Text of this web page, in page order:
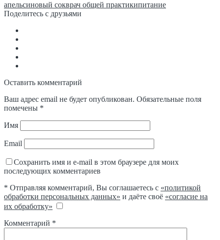
апельсиновый сокврач общей практикипитание
Поделитесь с друзьями
Оставить комментарий
Ваш адрес email не будет опубликован. Обязательные поля
помечены *
Имя
Email
Сохранить имя и e-mail в этом браузере для моих
последующих комментариев
* Отправляя комментарий, Вы соглашаетесь с «политикой
обработки персональных данных» и даёте своё «согласие на
их обработку»
Комментарий *